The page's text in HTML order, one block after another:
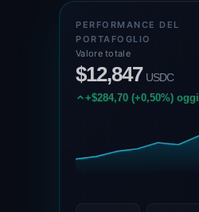
PERFORMANCE DEL
PORTAFOGLIO
Valore totale
$12,847 USDC
+$284,70 (+0,50%) oggi